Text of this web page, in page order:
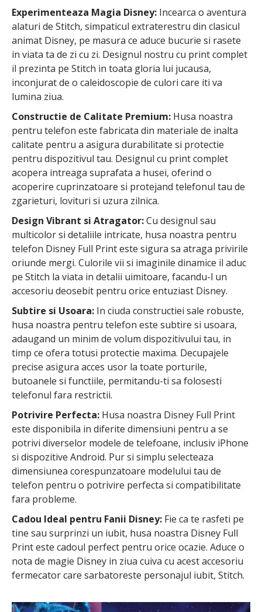
Experimenteaza Magia Disney: Incearca o aventura
alaturi de Stitch, simpaticul extraterestru din clasicul
animat Disney, pe masura ce aduce bucurie si rasete
in viata ta de zi cu zi. Designul nostru cu print complet
il prezinta pe Stitch in toata gloria lui jucausa,
inconjurat de o caleidoscopie de culori care iti va
lumina ziua.
Constructie de Calitate Premium: Husa noastra
pentru telefon este fabricata din materiale de inalta
calitate pentru a asigura durabilitate si protectie
pentru dispozitivul tau. Designul cu print complet
acopera intreaga suprafata a husei, oferind o
acoperire cuprinzatoare si protejand telefonul tau de
zgarieturi, lovituri si uzura zilnica.
Design Vibrant si Atragator:Cu designul sau
multicolor si detaliile intricate, husa noastra pentru
telefon Disney Full Print este sigura sa atraga privirile
oriunde mergi. Culorile vii si imaginile dinamice il aduc
pe Stitch la viata in detalii uimitoare, facandu-l un
accesoriu deosebit pentru orice entuziast Disney.
Subtire si Usoara: In ciuda constructiei sale robuste,
husa noastra pentru telefon este subtire si usoara,
adaugand un minim de volum dispozitivului tau, in
timp ce ofera totusi protectie maxima. Decupajele
precise asigura acces usor la toate porturile,
butoanele si functiile, permitandu-ti sa folosesti
telefonul fara restrictii.
Potrivire Perfecta: Husa noastra Disney Full Print
este disponibila in diferite dimensiuni pentru a se
potrivi diverselor modele de telefoane, inclusiv iPhone
si dispozitive Android. Pur si simplu selecteaza
dimensiunea corespunzatoare modelului tau de
telefon pentru o potrivire perfecta si compatibilitate
fara probleme.
Cadou Ideal pentru Fanii Disney: Fie ca te rasfeti pe
tine sau surprinzi un iubit, husa noastra Disney Full
Print este cadoul perfect pentru orice ocazie. Aduce o
nota de magie Disney in ziua cuiva cu acest accesoriu
fermecator care sarbatoreste personajul iubit, Stitch.